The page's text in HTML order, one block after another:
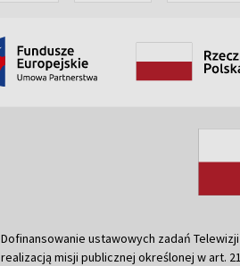
Dofinansowanie ustawowych zadań
realizacją misji publicznej określonej w art.